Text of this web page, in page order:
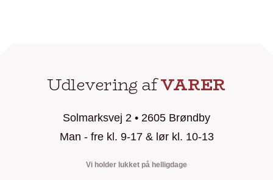
Udlevering afVARER
Solmarksvej 2 • 2605 Brøndby
Man - fre kl. 9-17 & lør kl. 10-13
Vi holder lukket på helligdage